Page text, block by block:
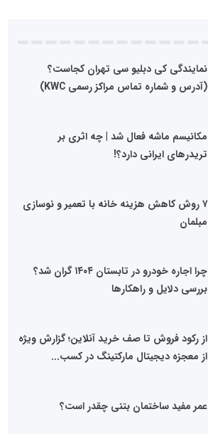
نمایندگی کی دبلیو سی تهران کجاست؟
(آدرس و شماره تماس مراکز رسمی KWC)
مکانیسم ماشه فعال شد | چه اثری بر
تریدرهای ایرانی دارد؟!
۷ روش کاهش هزینه خانه با تعمیر و نوسازی
مبلمان
چرا اجاره خودرو در تابستان ۱۴۰۴ گران شد؟
بررسی دلایل و راهکارها
از رکود فروش تا صف خرید آنلاین؛ گزارش ویژه
از معجزه دیجیتال مارکتینگ در کسب...
عمر مفید ساختمان بتنی چقدر است؟